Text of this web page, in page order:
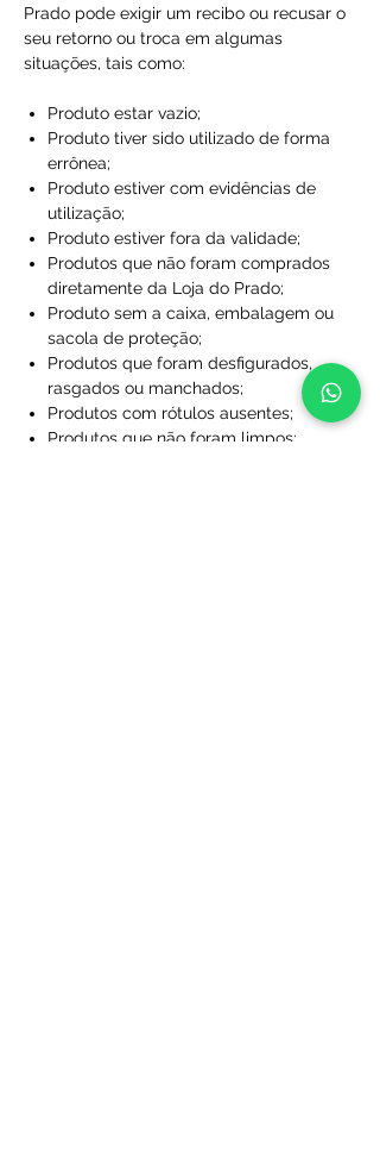
Prado pode exigir um recibo ou recusar o
seu retorno ou troca em algumas
situações, tais como:
Produto estar vazio;
Produto tiver sido utilizado de forma
errônea;
Produto estiver com evidências de
utilização;
Produto estiver fora da validade;
Produtos que não foram comprados
diretamente da Loja do Prado;
Produto sem a caixa, embalagem ou
sacola de proteção;
Produtos que foram desfigurados,
rasgados ou manchados;
Produtos com rótulos ausentes;
Produtos que não foram limpos;